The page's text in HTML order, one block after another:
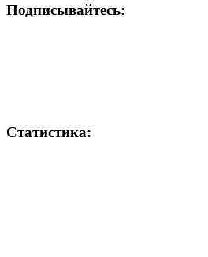
Подписывайтесь:
Статистика: